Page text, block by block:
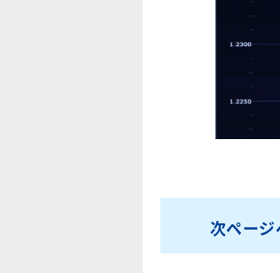
次ページ